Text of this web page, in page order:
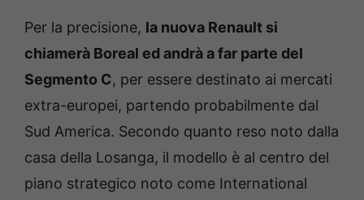
Per la precisione, la nuova Renault si
chiamerà Boreal ed andrà a far parte del
Segmento C, per essere destinato ai mercati
extra-europei, partendo probabilmente dal
Sud America. Secondo quanto reso noto dalla
casa della Losanga, il modello è al centro del
piano strategico noto come International